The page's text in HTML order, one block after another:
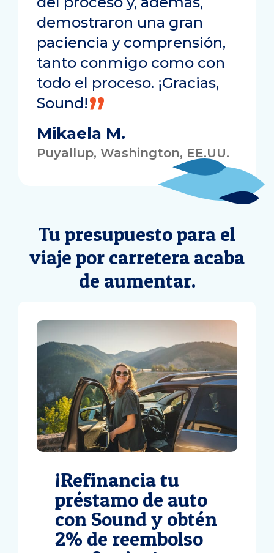
demostraron una gran
paciencia y comprensión,
tanto conmigo como con
todo el proceso. ¡Gracias,
Sound!
Mikaela M.
Puyallup, Washington, EE.UU.
Tu presupuesto para el
viaje por carretera acaba
de aumentar.
¡Refinancia tu
préstamo de auto
con Sound y obtén
2% de reembolso